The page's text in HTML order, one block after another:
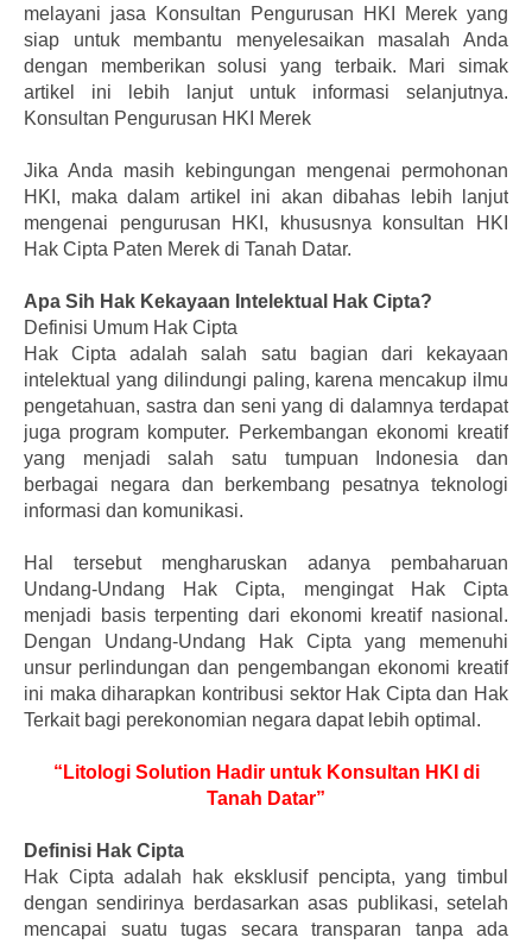
melayani jasa Konsultan Pengurusan HKI Merek yang
siap untuk membantu menyelesaikan masalah Anda
dengan memberikan solusi yang terbaik. Mari simak
artikel ini lebih lanjut untuk informasi selanjutnya.
Konsultan Pengurusan HKI Merek
Jika Anda masih kebingungan mengenai permohonan
HKI, maka dalam artikel ini akan dibahas lebih lanjut
mengenai pengurusan HKI, khususnya konsultan HKI
Hak Cipta Paten Merek di Tanah Datar.
Apa Sih Hak Kekayaan Intelektual Hak Cipta?
Definisi Umum Hak Cipta
Hak Cipta adalah salah satu bagian dari kekayaan
intelektual yang dilindungi paling, karena mencakup ilmu
pengetahuan, sastra dan seni yang di dalamnya terdapat
juga program komputer. Perkembangan ekonomi kreatif
yang menjadi salah satu tumpuan Indonesia dan
berbagai negara dan berkembang pesatnya teknologi
informasi dan komunikasi.
Hal tersebut mengharuskan adanya pembaharuan
Undang-Undang Hak Cipta, mengingat Hak Cipta
menjadi basis terpenting dari ekonomi kreatif nasional.
Dengan Undang-Undang Hak Cipta yang memenuhi
unsur perlindungan dan pengembangan ekonomi kreatif
ini maka diharapkan kontribusi sektor Hak Cipta dan Hak
Terkait bagi perekonomian negara dapat lebih optimal.
“Litologi Solution Hadir untuk Konsultan HKI di
Tanah Datar”
Definisi Hak Cipta
Hak Cipta adalah hak eksklusif pencipta, yang timbul
dengan sendirinya berdasarkan asas publikasi, setelah
mencapai suatu tugas secara transparan tanpa ada